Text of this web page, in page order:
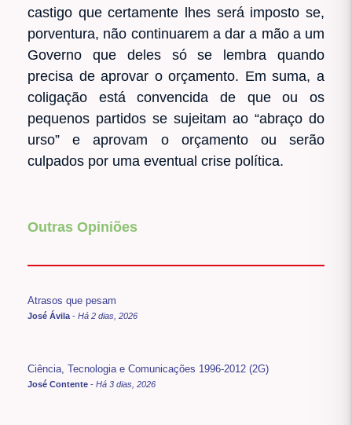
castigo que certamente lhes será imposto se,
porventura, não continuarem a dar a mão a um
Governo que deles só se lembra quando
precisa de aprovar o orçamento. Em suma, a
coligação está convencida de que ou os
pequenos partidos se sujeitam ao “abraço do
urso” e aprovam o orçamento ou serão
culpados por uma eventual crise política.
Outras Opiniões
Atrasos que pesam
José Ávila - Há 2 dias, 2026
Ciência, Tecnologia e Comunicações 1996-2012 (2G)
José Contente - Há 3 dias, 2026